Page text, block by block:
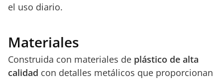
el uso diario.
Materiales
Construida con materiales de plástico de alta
calidad con detalles metálicos que proporcionan